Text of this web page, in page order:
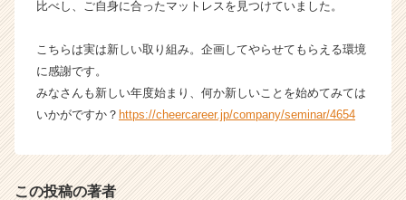
ト
届
就
活
比べし、ご自身に合ったマットレスを見つけていました。
こちらは実は新しい取り組み。企画してやらせてもらえる環境
に感謝です。
みなさんも新しい年度始まり、何か新しいことを始めてみては
いかがですか？ https://cheercareer.jp/company/seminar/4654
この投稿の著者